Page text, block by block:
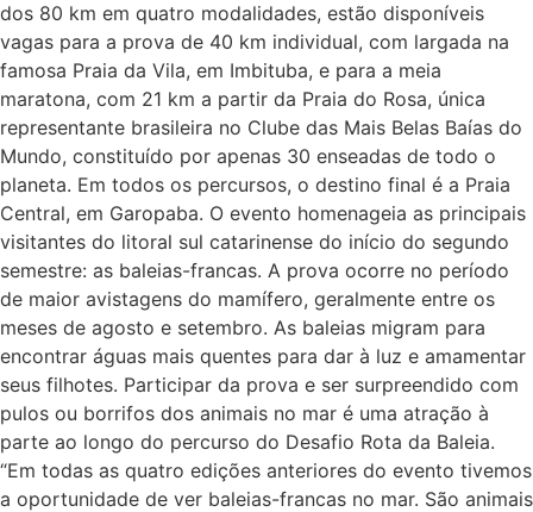
dos 80 km em quatro modalidades, estão disponíveis
vagas para a prova de 40 km individual, com largada na
famosa Praia da Vila, em Imbituba, e para a meia
maratona, com 21 km a partir da Praia do Rosa, única
representante brasileira no Clube das Mais Belas Baías do
Mundo, constituído por apenas 30 enseadas de todo o
planeta. Em todos os percursos, o destino final é a Praia
Central, em Garopaba. O evento homenageia as principais
visitantes do litoral sul catarinense do início do segundo
semestre: as baleias-francas. A prova ocorre no período
de maior avistagens do mamífero, geralmente entre os
meses de agosto e setembro. As baleias migram para
encontrar águas mais quentes para dar à luz e amamentar
seus filhotes. Participar da prova e ser surpreendido com
pulos ou borrifos dos animais no mar é uma atração à
parte ao longo do percurso do Desafio Rota da Baleia.
“Em todas as quatro edições anteriores do evento tivemos
a oportunidade de ver baleias-francas no mar. São animais